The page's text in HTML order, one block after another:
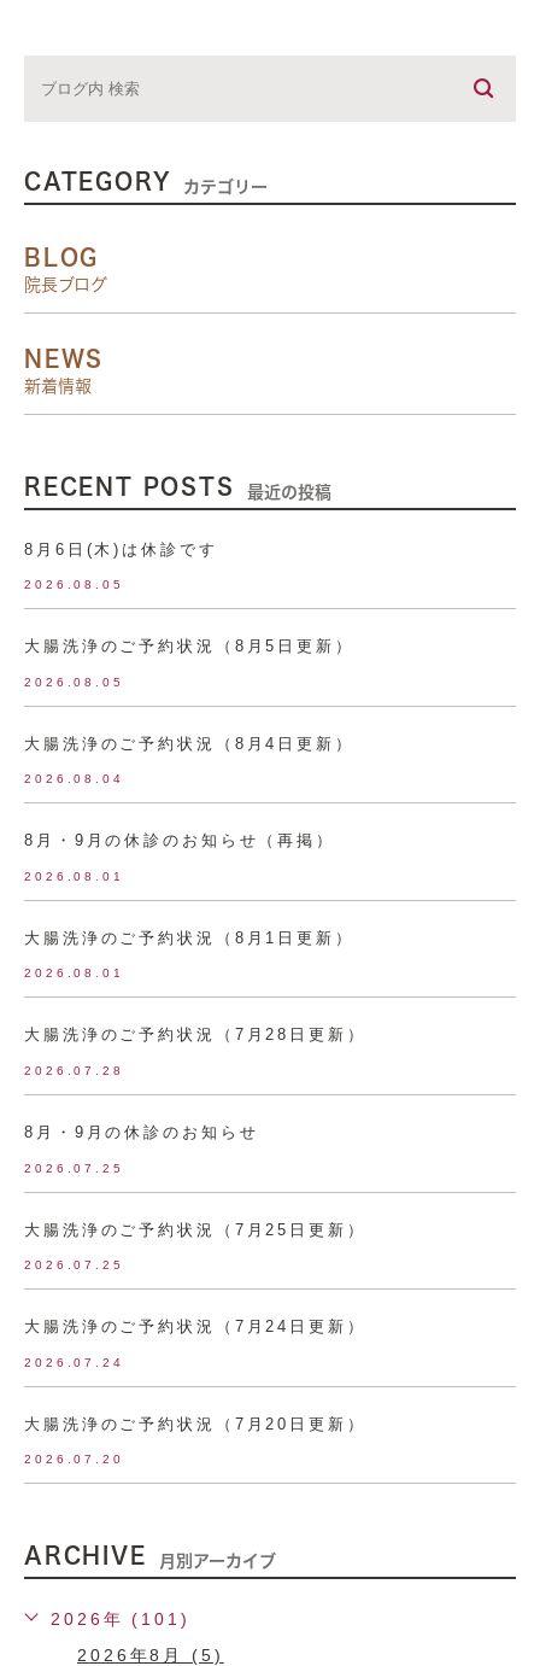
CATEGORY カテゴリー
BLOG
院長ブログ
NEWS
新着情報
RECENT POSTS 最近の投稿
8月6日(木)は休診です
2026.08.05
大腸洗浄のご予約状況（8月5日更新）
2026.08.05
大腸洗浄のご予約状況（8月4日更新）
2026.08.04
8月・9月の休診のお知らせ（再掲）
2026.08.01
大腸洗浄のご予約状況（8月1日更新）
2026.08.01
大腸洗浄のご予約状況（7月28日更新）
2026.07.28
8月・9月の休診のお知らせ
2026.07.25
大腸洗浄のご予約状況（7月25日更新）
2026.07.25
大腸洗浄のご予約状況（7月24日更新）
2026.07.24
大腸洗浄のご予約状況（7月20日更新）
2026.07.20
ARCHIVE 月別アーカイブ
2026年 (101)
2026年8月 (5)